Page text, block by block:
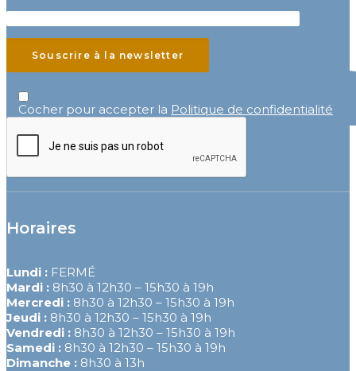
Cocher pour accepter la Politique de confidentialité
Horaires
Lundi : FERMÉ
Mardi : 8h30 à 12h30 – 15h30 à 19h
Mercredi : 8h30 à 12h30 – 15h30 à 19h
Jeudi : 8h30 à 12h30 – 15h30 à 19h
Vendredi : 8h30 à 12h30 – 15h30 à 19h
Samedi : 8h30 à 12h30 – 15h30 à 19h
Dimanche : 8h30 à 13h